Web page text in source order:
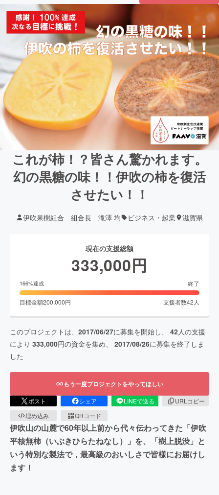
これが柿！？皆さん驚かれます。
幻の黒糖の味！！伊吹の柿を復活
させたい！！
伊吹果樹組合 組合長 滝澤 均 ビジネス・起業 滋賀県
現在の支援総額
333,000円
166%達成 終了
目標金額200,000円 支援者数42 人
このプロジェクトは、 2017/06/27に募集を開始し、 42人の支援
により 333,000円の資金を集め、 2017/08/26に募集を終了しま
した
もう一度プロジェクトをやってほしい
ポスト シェア LINEで送る
URLコピー
埋め込み
QRコード
伊吹山の山麓で60年以上前から代々伝わってきた「伊吹
平核無柿（いぶきひらたねなし）」を、「樹上脱渋」と
いう特別な製法で，最高級のおいしさで皆様にお届けし
ます！